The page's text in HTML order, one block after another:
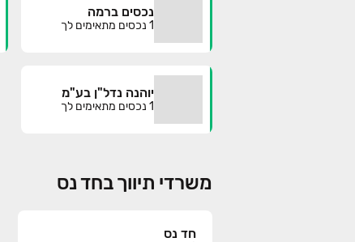
נכסים ברמה
1 נכסים מתאימים לך
יוהנה נדל"ן בע"מ
1 נכסים מתאימים לך
משרדי תיווך בחד נס
חד נס